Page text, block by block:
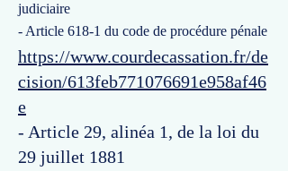
judiciaire
- Article 618-1 du code de procédure pénale
https://www.courdecassation.fr/de
cision/613feb771076691e958af46
e
- Article 29, alinéa 1, de la loi du
29 juillet 1881